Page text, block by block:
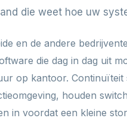
die weet hoe uw
en de andere
die dag in dag uit
op kantoor.
houden
in voordat een kleine